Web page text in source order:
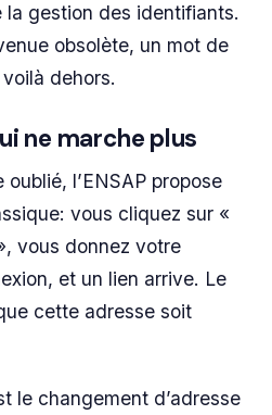
la gestion des identifiants.
obsolète, un mot de
dehors.
ne marche plus
l’ENSAP propose
vous cliquez sur «
vous donnez votre
et un lien arrive. Le
cette adresse soit
le changement d’adresse